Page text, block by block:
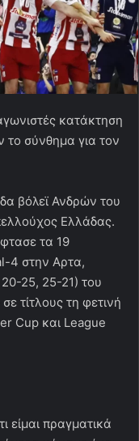
κατάκτηση
σύνθημα για τον
βόλεϊ Ανδρών του
Ελλάδας.
τα 19
4 στην Αρτα,
25, 25-21) του
τίτλους τη φετινή
Cup και League
είμαι πραγματικά